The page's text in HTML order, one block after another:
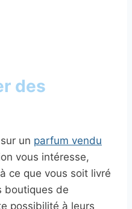
des
un parfum vendu
vous intéresse,
ce que vous soit livré
boutiques de
possibilité à leurs